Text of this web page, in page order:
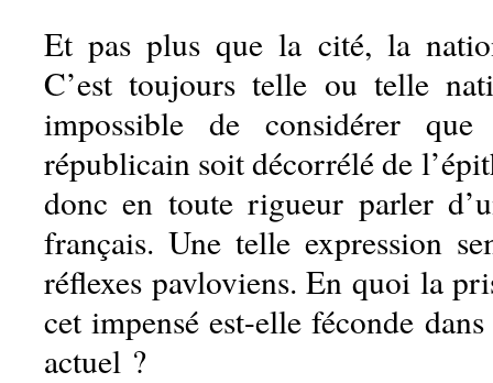
Et pas plus que la cité, la
C’est toujours telle ou telle
impossible de considérer
républicain soit décorrélé de
donc en toute rigueur parler
français. Une telle expression
réflexes pavloviens. En quoi la
cet impensé est-elle féconde
actuel ?